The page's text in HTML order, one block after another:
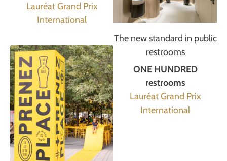
Lauréat Grand Prix
International
The new standard in public
restrooms
ONE HUNDRED
restrooms
Lauréat Grand Prix
International